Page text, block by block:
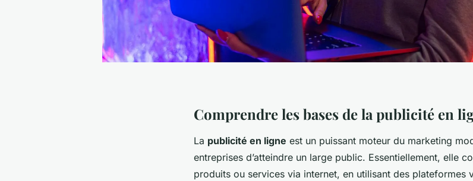
Comprendre les bases de la publicité en
La publicité en ligne est un puissant moteur du marketing
entreprises d’atteindre un large public. Essentiellement, elle
produits ou services via internet, en utilisant des plateformes